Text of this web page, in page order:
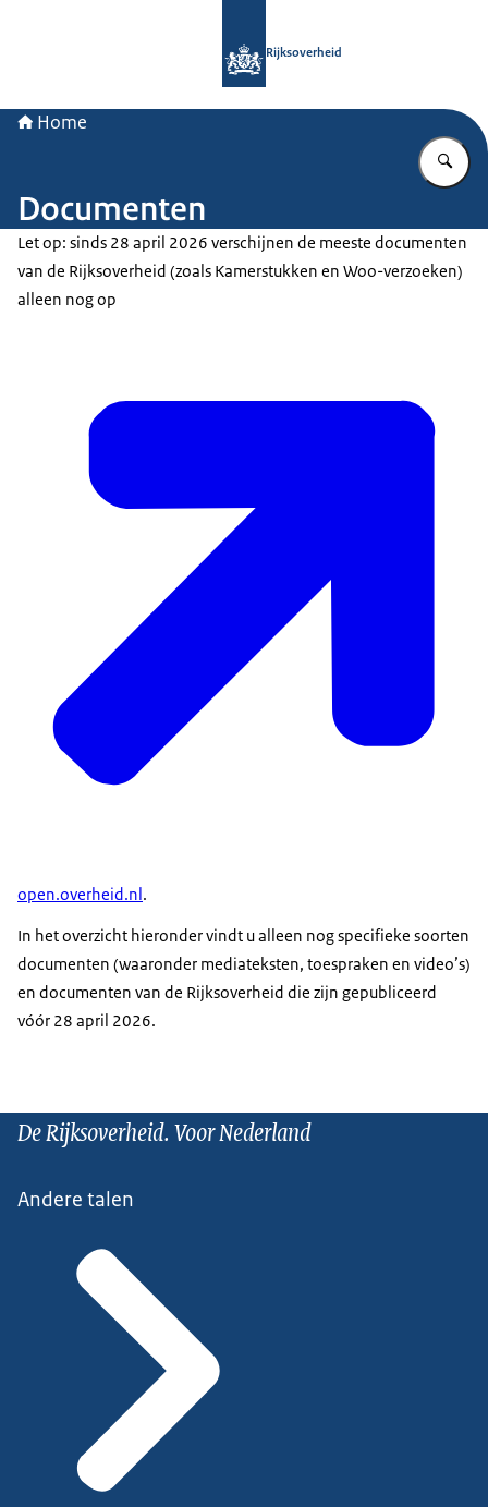
Rijksoverheid
Home
Documenten
Let op: sinds 28 april 2026 verschijnen de meeste documenten
van de Rijksoverheid (zoals Kamerstukken en Woo-verzoeken)
alleen nog op
open.overheid.nl.
In het overzicht hieronder vindt u alleen nog specifieke soorten
documenten (waaronder mediateksten, toespraken en video’s)
en documenten van de Rijksoverheid die zijn gepubliceerd
vóór 28 april 2026.
De Rijksoverheid. Voor Nederland
Andere talen